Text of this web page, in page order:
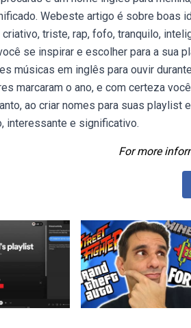
Webeste artigo é sobre boas
triste, rap, fofo, tranquilo,
se inspirar e escolher para a sua
músicas em inglês para ouvir
marcaram o ano, e com certeza
ao criar nomes para suas playlist
interessante e significativo.
For more